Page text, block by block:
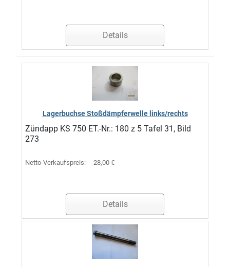
Details
Lagerbuchse Stoßdämpferwelle links/rechts
Zündapp KS 750 ET.-Nr.: 180 z 5 Tafel 31, Bild
273
Netto-Verkaufspreis: 28,00 €
Details